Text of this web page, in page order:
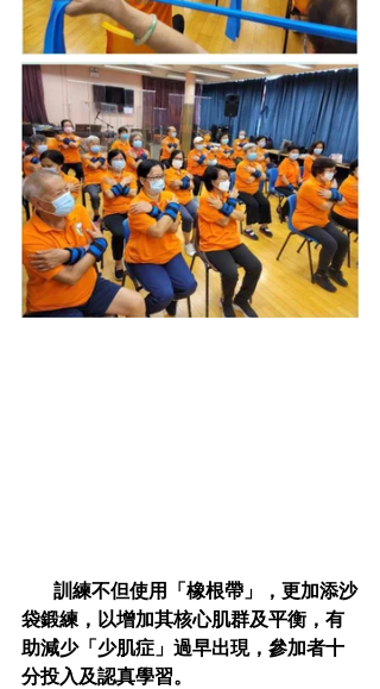
袋鍛練，以增加其核心肌群及平衡，有
助減少「少肌症」過早出現，參加者十
分投入及認真學習。